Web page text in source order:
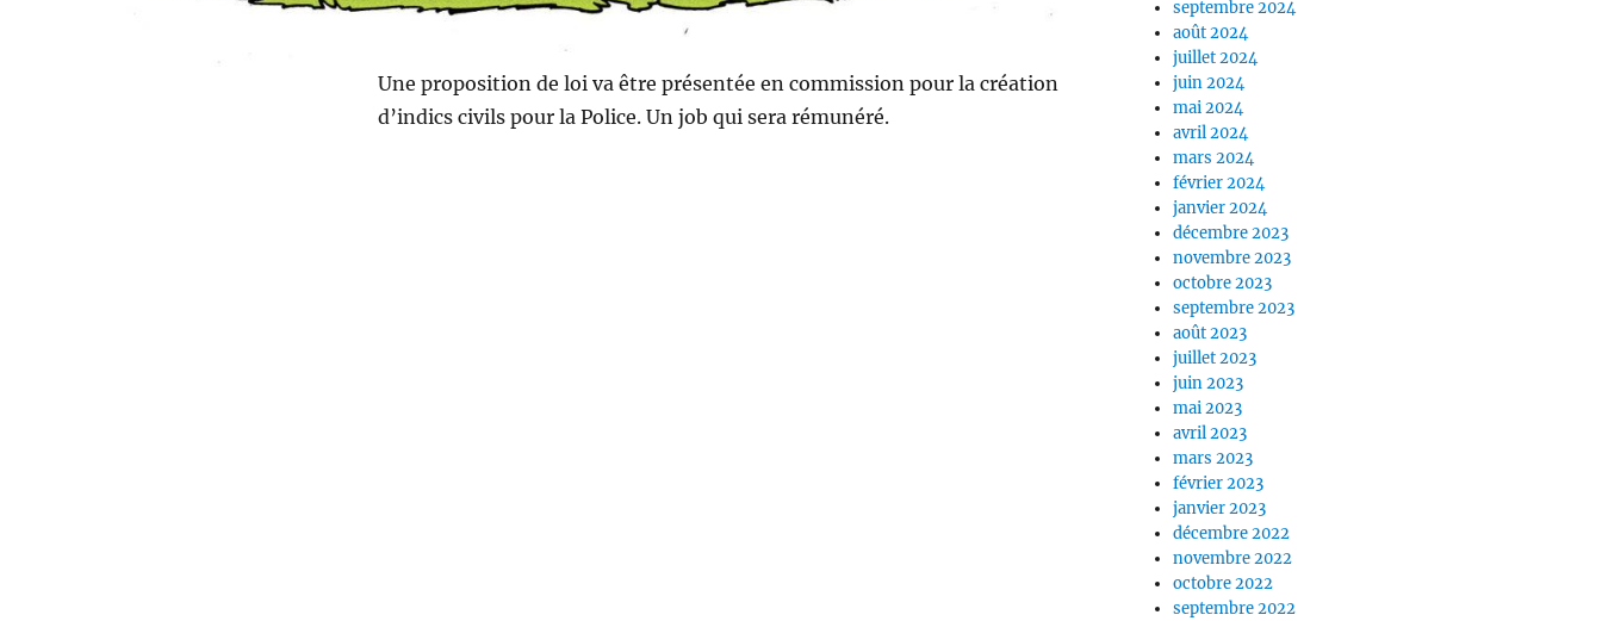
Une proposition de loi va être présentée en commission pour la création
d’indics civils pour la Police. Un job qui sera rémunéré.
septembre 2024
août 2024
juillet 2024
juin 2024
mai 2024
avril 2024
mars 2024
février 2024
janvier 2024
décembre 2023
novembre 2023
octobre 2023
septembre 2023
août 2023
juillet 2023
juin 2023
mai 2023
avril 2023
mars 2023
février 2023
janvier 2023
décembre 2022
novembre 2022
octobre 2022
septembre 2022